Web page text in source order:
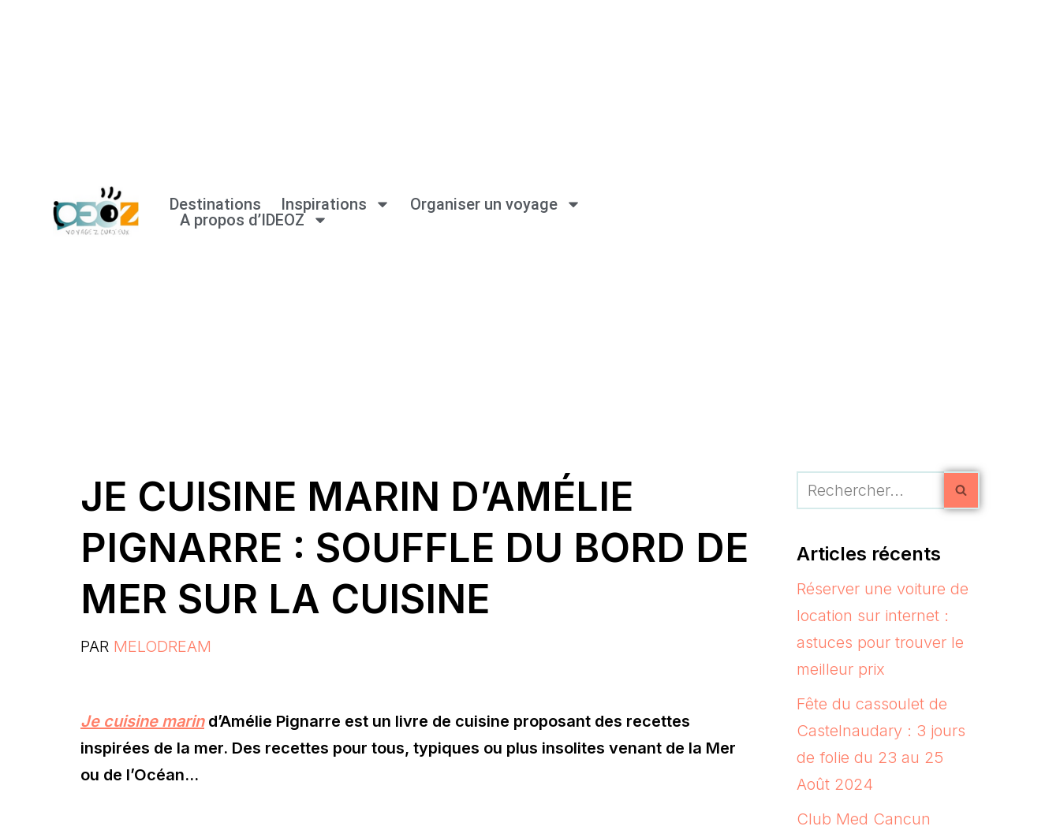
Destinations Inspirations
Organiser un voyage
A propos d’IDEOZ
JE CUISINE MARIN D’AMÉLIE
PIGNARRE : SOUFFLE DU BORD DE
MER SUR LA CUISINE
PAR MELODREAM
Je cuisine marind’Amélie Pignarre est un livre de cuisine proposant des recettes
inspirées de la mer. Des recettes pour tous, typiques ou plus insolites venant de la Mer
ou de l’Océan…
Articles récents
Réserver une voiture de
location sur internet :
astuces pour trouver le
meilleur prix
Fête du cassoulet de
Castelnaudary : 3 jours
de folie du 23 au 25
Août 2024
Club Med Cancun